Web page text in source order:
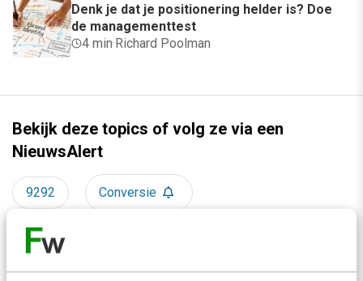
Denk je dat je positionering helder is? Doe
de managementtest
4 min·Richard Poolman
Bekijk deze topics of volg ze via een
NieuwsAlert
9292 Conversie
Customer experience